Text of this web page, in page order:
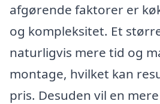
afgørende faktorer er
og kompleksitet. Et
naturligvis mere tid og
montage, hvilket kan
pris. Desuden vil en